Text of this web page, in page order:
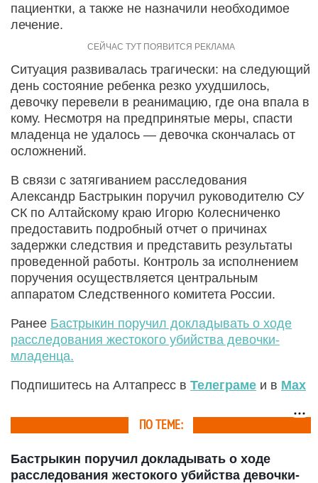
пациентки, а также не назначили необходимое
лечение.
Ситуация развивалась трагически: на следующий
день состояние ребенка резко ухудшилось,
девочку перевели в реанимацию, где она впала в
кому. Несмотря на предпринятые меры, спасти
младенца не удалось — девочка скончалась от
осложнений.
В связи с затягиванием расследования
Александр Бастрыкин поручил руководителю СУ
СК по Алтайскому краю Игорю Колесниченко
предоставить подробный отчет о причинах
задержки следствия и представить результаты
проведенной работы. Контроль за исполнением
поручения осуществляется центральным
аппаратом Следственного комитета России.
Ранее Бастрыкин поручил докладывать о ходе
расследования жестокого убийства девочки-
младенца.
Подпишитесь на Алтапресс в Телеграме и в Max
ПО ТЕМЕ:
Бастрыкин поручил докладывать о ходе
расследования жестокого убийства девочки-